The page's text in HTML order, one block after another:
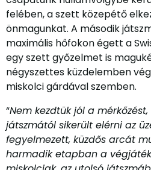
felében, a szett közepétő
önmagunkat. A második
maximális hőfokon égett a
egy szett győzelmet is
négyszettes küzdelemben
miskolci gárdával szemben.
“Nem kezdtük jól a
játszmától sikerült elérni az
fegyelmezett, küzdős arcát
harmadik etapban a